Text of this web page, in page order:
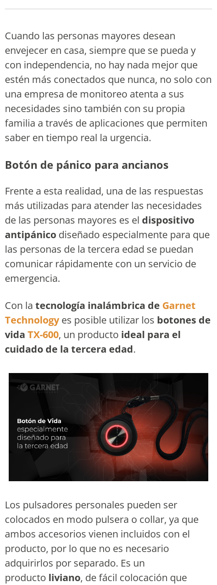
Cuando las personas mayores desean
envejecer en casa, siempre que se pueda y
con independencia, no hay nada mejor que
estén más conectados que nunca, no solo con
una empresa de monitoreo atenta a sus
necesidades sino también con su propia
familia a través de aplicaciones que permiten
saber en tiempo real la urgencia.
Botón de pánico para ancianos
Frente a esta realidad, una de las respuestas
más utilizadas para atender las necesidades
de las personas mayores es el dispositivo
antipánico diseñado especialmente para que
las personas de la tercera edad se puedan
comunicar rápidamente con un servicio de
emergencia.
Con la tecnología inalámbrica de Garnet
Technologyes posible utilizar los botones de
vida TX-600, un producto ideal para el
cuidado de la tercera edad.
Los pulsadores personales pueden ser
colocados en modo pulsera o collar, ya que
ambos accesorios vienen incluidos con el
producto, por lo que no es necesario
adquirirlos por separado. Es un
producto liviano, de fácil colocación que